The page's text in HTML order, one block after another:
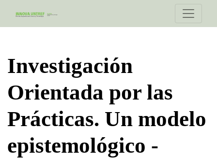
Investigación
Orientada por las
Prácticas. Un modelo
epistemológico -